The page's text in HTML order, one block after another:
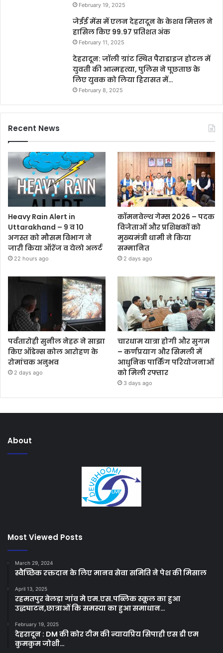
February 19, 2025
जेईई मेंस में एलन देहरादून के केशव मित्तल ने
हासिल किए 99.97 प्रतिशत अंक
February 11, 2025
देहरादून: जॉली ग्रांट स्थित पैराडाइज होटल में
युवती की आत्महत्या, पुलिस ने पूछताछ के
लिए युवक को लिया हिरासत में…
February 8, 2025
Recent News
Heavy Rain Alert in
Uttarakhand – 9 व 10
अगस्त को मौसम विभाग ने
जारी किया ऑरेंज व येलो अलर्ट
22 hours ago
कॉमनवेल्थ गेम्स 2026 – पदक
विजेताओं और प्रशिक्षकों को
मुख्यमंत्री धामी ने किया
सम्मानित
2 days ago
पर्वतारोही सुनील नेहरू ने साझा
किए ऑडेन्स कोल आरोहण के
रोमांचक अनुभव
2 days ago
चारधाम यात्रा होगी और सुगम
– कर्णप्रयाग और सिमली में
आधुनिक पार्किंग परियोजनाओं
को मिली रफ्तार
3 days ago
About
Most Viewed Posts
March 29, 2024
स्वैच्छिक रक्तदान के लिए मानव सेवा समिति ने पेश की मिसाल
April 13, 2025
रहमतपुर बेलड़ा गांव मे एम.एस.पब्लिक स्कूल का हुआ
उद्धघाटन,छात्राओं कि समस्या का हुआ समाधान…
February 19, 2025
देहरादून : DM की कोर टीम की न्यायप्रिय सिपाही एस डी एम
कुमकुम जोशी…